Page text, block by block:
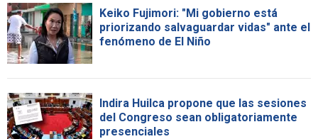
Keiko Fujimori: "Mi gobierno está
priorizando salvaguardar vidas" ante el
fenómeno de El Niño
Indira Huilca propone que las sesiones
del Congreso sean obligatoriamente
presenciales